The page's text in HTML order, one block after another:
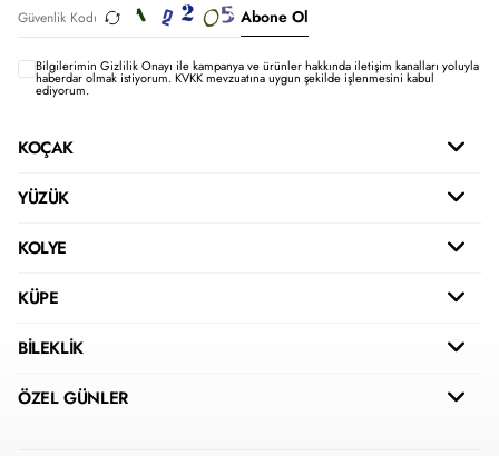
Abone Ol
Bilgilerimin Gizlilik Onayı ile kampanya ve ürünler hakkında iletişim kanalları yoluyla
haberdar olmak istiyorum.KVKK mevzuatına uygun şekilde işlenmesini kabul
ediyorum.
KOÇAK
YÜZÜK
KOLYE
KÜPE
BİLEKLİK
ÖZEL GÜNLER